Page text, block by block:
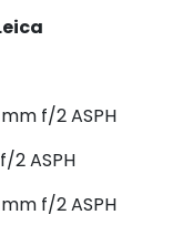
f/2 ASPH
2 ASPH
f/2 ASPH